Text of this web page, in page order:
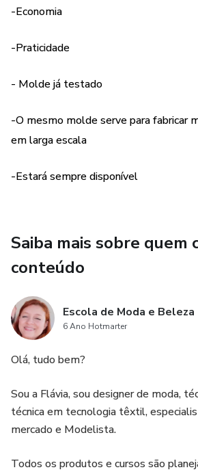
-Economia
-Praticidade
- Molde já testado
-O mesmo molde serve para fabricar
em larga escala
-Estará sempre disponível
Saiba mais sobre quem
conteúdo
Escola de Moda e
6 Ano Hotmarter
Olá, tudo bem?
Sou a Flávia, sou designer de moda,
técnica em tecnologia têxtil,
mercado e Modelista.
Todos os produtos e cursos são